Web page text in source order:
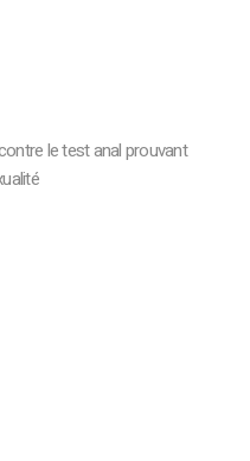
le test anal prouvant